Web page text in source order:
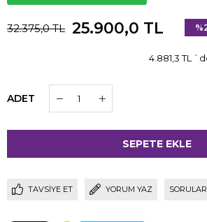
32.375,0 TL 25.900,0 TL %
4.881,3 TL
ADET
TAVSIYE ET YORUM YAZ